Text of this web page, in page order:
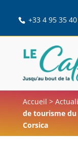
+33 4 95 35
Accueil >
de tourisme du
Corsica